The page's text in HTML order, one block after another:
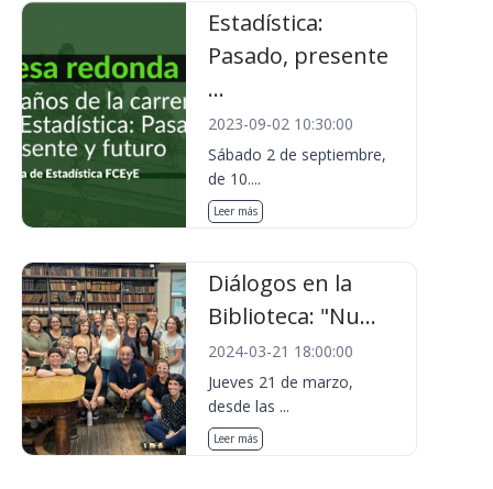
Estadística:
Pasado, presente
...
2023-09-02 10:30:00
Sábado 2 de septiembre,
de 10....
Leer más
Diálogos en la
Biblioteca: "Nu...
2024-03-21 18:00:00
Jueves 21 de marzo,
desde las ...
Leer más